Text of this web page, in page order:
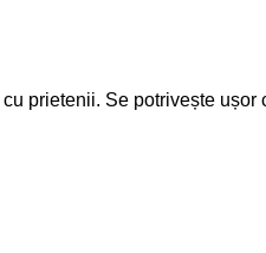
prietenii. Se potrivește ușor